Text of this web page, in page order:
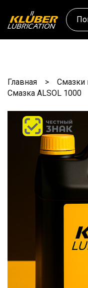
Главная
Смазки
Смазка ALSOL 1000